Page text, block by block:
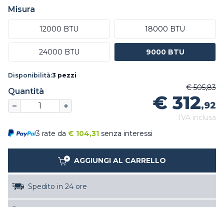
Misura
12000 BTU 18000 BTU
24000 BTU 9000 BTU
Disponibilità:3 pezzi
Quantità € 505,83
€ 312,92
IVA inclusa
3 rate da € 104,31 senza interessi
AGGIUNGI AL CARRELLO
Spedito in 24 ore